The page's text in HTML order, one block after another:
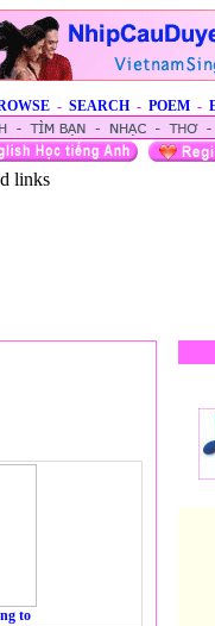
- SEARCH - POEM -
links
to